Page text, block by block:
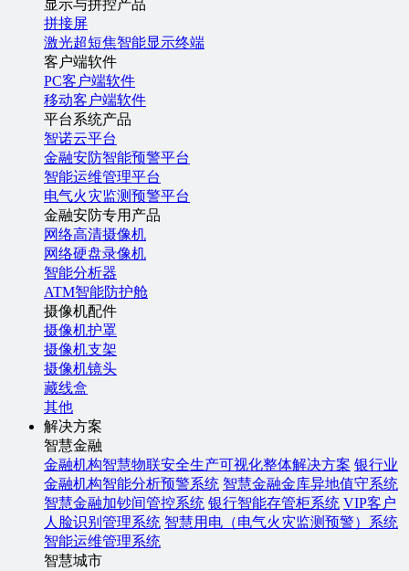
显示与拼控产品
拼接屏
激光超短焦智能显示终端
客户端软件
PC客户端软件
移动客户端软件
平台系统产品
智诺云平台
金融安防智能预警平台
智能运维管理平台
电气火灾监测预警平台
金融安防专用产品
网络高清摄像机
网络硬盘录像机
智能分析器
ATM智能防护舱
摄像机配件
摄像机护罩
摄像机支架
摄像机镜头
藏线盒
其他
解决方案
智慧金融
金融机构智慧物联安全生产可视化整体解决方案 银行业
金融机构智能分析预警系统 智慧金融金库异地值守系统
智慧金融加钞间管控系统 银行智能存管柜系统 VIP客户
人脸识别管理系统 智慧用电（电气火灾监测预警）系统
智能运维管理系统
智慧城市